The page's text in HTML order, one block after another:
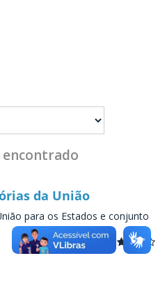
encontrado
da União
para os Estados e conjunto